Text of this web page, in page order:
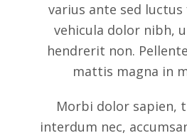
varius ante sed
vehicula dolor nibh,
hendrerit non.
mattis magna in
Morbi dolor sapien,
interdum nec,